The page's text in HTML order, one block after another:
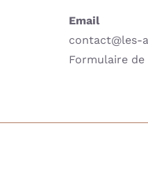
Email
contact@les-
Formulaire